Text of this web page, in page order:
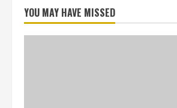
YOU MAY HAVE MISSED